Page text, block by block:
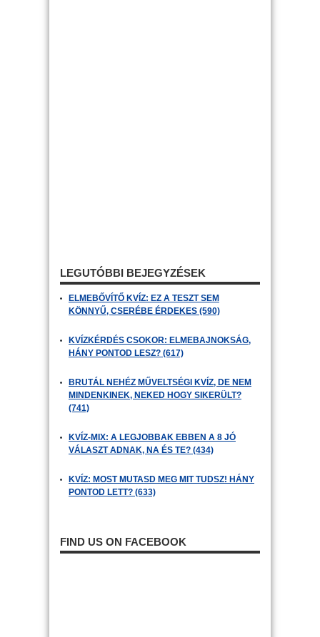
LEGUTÓBBI BEJEGYZÉSEK
ELMEBŐVÍTŐ KVÍZ: EZ A TESZT SEM
KÖNNYŰ, CSERÉBE ÉRDEKES (590)
KVÍZKÉRDÉS CSOKOR: ELMEBAJNOKSÁG,
HÁNY PONTOD LESZ? (617)
BRUTÁL NEHÉZ MŰVELTSÉGI KVÍZ, DE NEM
MINDENKINEK, NEKED HOGY SIKERÜLT?
(741)
KVÍZ-MIX: A LEGJOBBAK EBBEN A 8 JÓ
VÁLASZT ADNAK, NA ÉS TE? (434)
KVÍZ: MOST MUTASD MEG MIT TUDSZ! HÁNY
PONTOD LETT? (633)
FIND US ON FACEBOOK